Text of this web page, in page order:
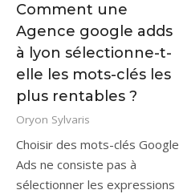
Comment une
Agence google adds
à lyon sélectionne-t-
elle les mots-clés les
plus rentables ?
Oryon Sylvaris
Choisir des mots-clés Google
Ads ne consiste pas à
sélectionner les expressions